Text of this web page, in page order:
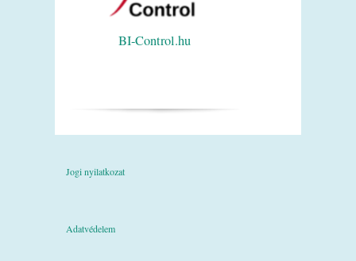
BI-Control.hu
Jogi nyilatkozat
Adatvédelem